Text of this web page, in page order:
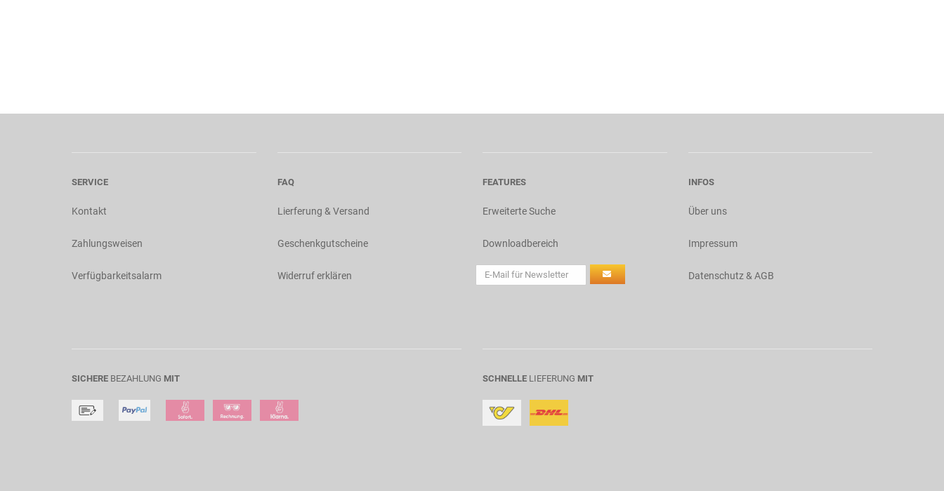
SERVICE
Kontakt
Zahlungsweisen
Verfügbarkeitsalarm
FAQ
Lierferung & Versand
Geschenkgutscheine
Widerruf erklären
FEATURES
Erweiterte Suche
Downloadbereich
INFOS
Über uns
Impressum
Datenschutz & AGB
SICHERE BEZAHLUNG MIT SCHNELLE LIEFERUNG MIT